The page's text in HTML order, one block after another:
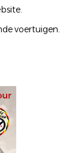
voertuigen.